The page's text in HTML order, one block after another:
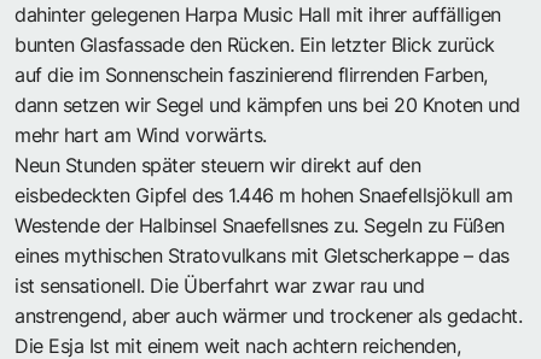
dahinter gelegenen Harpa Music Hall mit ihrer auffälligen
bunten Glasfassade den Rücken. Ein letzter Blick zurück
auf die im Sonnenschein faszinierend flirrenden Farben,
dann setzen wir Segel und kämpfen uns bei 20 Knoten und
mehr hart am Wind vorwärts.
Neun Stunden später steuern wir direkt auf den
eisbedeckten Gipfel des 1.446 m hohen Snaefellsjökull am
Westende der Halbinsel Snaefellsnes zu. Segeln zu Füßen
eines mythischen Stratovulkans mit Gletscherkappe – das
ist sensationell. Die Überfahrt war zwar rau und
anstrengend, aber auch wärmer und trockener als gedacht.
Die Esja Ist mit einem weit nach achtern reichenden,